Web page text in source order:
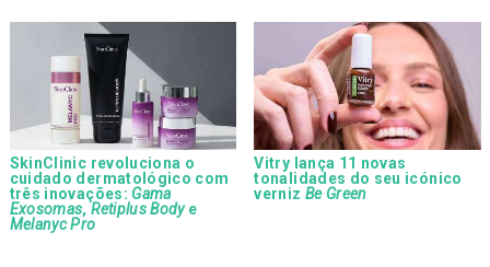
SkinClinic revoluciona o
cuidado dermatológico com
três inovações: Gama
Exosomas, Retiplus Bodye
Melanyc Pro
Vitry lança 11 novas
tonalidades do seu icónico
verniz Be Green